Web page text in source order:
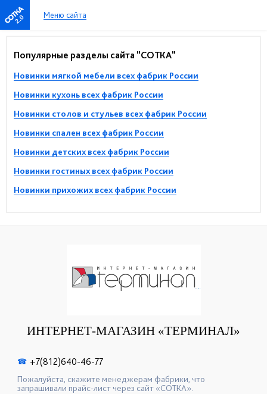
2.0 Меню сайта
Популярные разделы сайта "СОТКА"
Новинки мягкой мебели всех фабрик России
Новинки кухонь всех фабрик России
Новинки столов и стульев всех фабрик России
Новинки спален всех фабрик России
Новинки детских всех фабрик России
Новинки гостиных всех фабрик России
Новинки прихожих всех фабрик России
ИНТЕРНЕТ-МАГАЗИН «ТЕРМИНАЛ»
☎ +7(812)640-46-77
Пожалуйста, скажите менеджерам фабрики, что
запрашивали прайс-лист через сайт «СОТКА».